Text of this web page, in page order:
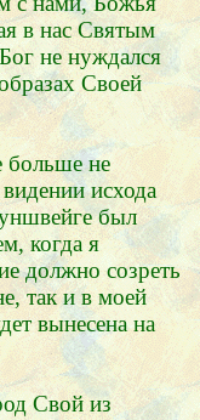
в нас Святым
не нуждался
Своей
больше не
исхода
был
когда я
должно созреть
так и в моей
вынесена на
Свой из